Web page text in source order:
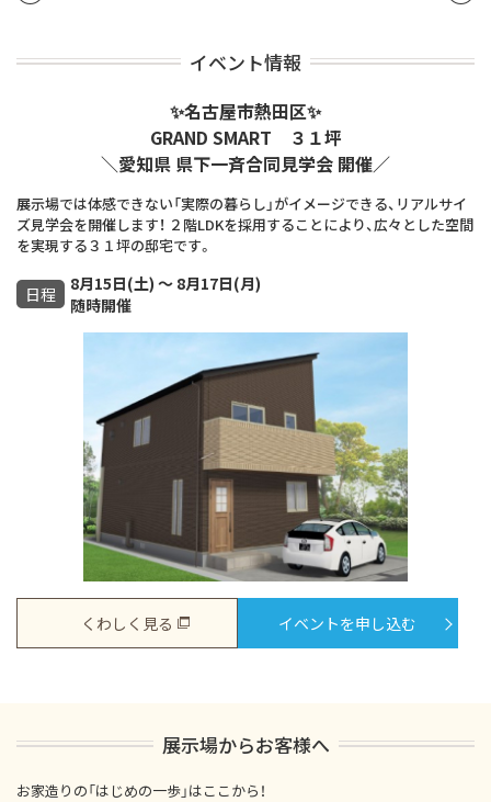
イベント情報
✨名古屋市熱田区✨
GRAND SMART ３１坪
＼愛知県 県下一斉合同見学会 開催／
展示場では体感できない「実際の暮らし」がイメージできる、リアルサイ
ズ見学会を開催します！ ２階LDKを採用することにより、広々とした空間
を実現する３１坪の邸宅です。
日程
8月15日(土) ～ 8月17日(月)
随時開催
くわしく見る イベントを申し込む
展示場からお客様へ
お家造りの「はじめの一歩」はここから！